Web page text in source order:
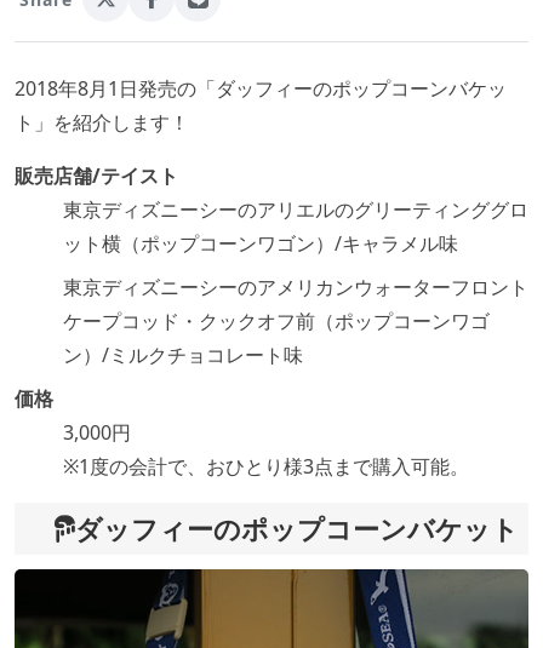
2018年8月1日発売の「ダッフィーのポップコーンバケッ
ト」を紹介します！
販売店舗/テイスト
東京ディズニーシーのアリエルのグリーティンググロ
ット横（ポップコーンワゴン）/キャラメル味
東京ディズニーシーのアメリカンウォーターフロント
ケープコッド・クックオフ前（ポップコーンワゴ
ン）/ミルクチョコレート味
価格
3,000円
※1度の会計で、おひとり様3点まで購入可能。
ダッフィーのポップコーンバケット